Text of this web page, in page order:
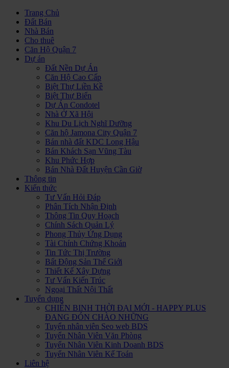
Trang Chủ
Đất Bán
Nhà Bán
Cho thuê
Căn Hộ Quận 7
Dự án
Đất Nền Dự Án
Căn Hộ Cao Cấp
Biệt Thự Liền Kề
Biệt Thự Biển
Dự Án Condotel
Nhà Ở Xã Hội
Khu Du Lịch Nghĩ Dưỡng
Căn hộ Jamona City Quận 7
Bán nhà đất KDC Long Hậu
Bán Khách Sạn Vũng Tàu
Khu Phức Hợp
Bán Nhà Đất Huyện Cần Giờ
Thông tin
Kiến thức
Tư Vấn Hỏi Đáp
Phân Tích Nhận Định
Thông Tin Quy Hoạch
Chính Sách Quản Lý
Phong Thủy Ứng Dụng
Tài Chính Chứng Khoán
Tin Tức Thị Trường
Bất Động Sản Thế Giới
Thiết Kế Xây Dựng
Tư Vấn Kiến Trúc
Ngoại Thất Nội Thất
Tuyển dụng
CHIẾN BINH THỜI ĐẠI MỚI - HAPPY PLUS
ĐANG ĐÓN CHÀO NHỮNG
Tuyển nhân viên Seo web BDS
Tuyển Nhân Viên Văn Phòng
Tuyển Nhân Viên Kinh Doanh BDS
Tuyển Nhân Viên Kế Toán
Liên hệ